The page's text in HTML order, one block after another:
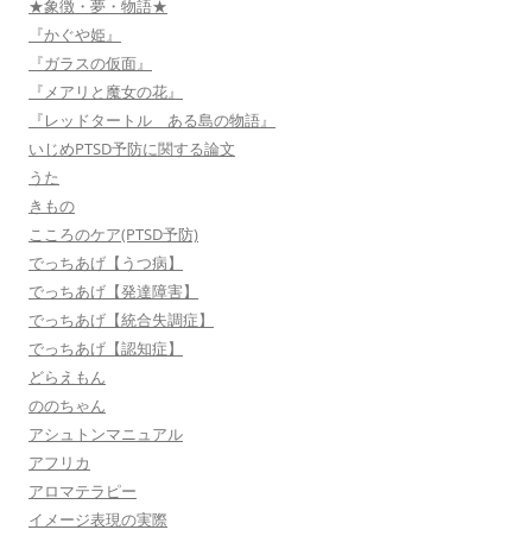
★象徴・夢・物語★
『かぐや姫』
『ガラスの仮面』
『メアリと魔女の花』
『レッドタートル ある島の物語』
いじめPTSD予防に関する論文
うた
きもの
こころのケア(PTSD予防)
でっちあげ【うつ病】
でっちあげ【発達障害】
でっちあげ【統合失調症】
でっちあげ【認知症】
どらえもん
ののちゃん
アシュトンマニュアル
アフリカ
アロマテラピー
イメージ表現の実際